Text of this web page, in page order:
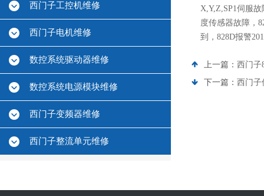
西门子工控机维修
西门子电机维修
数控系统驱动器维修
数控系统电源模块维修
西门子变频器维修
西门子整流单元维修
X,Y,Z,SP1伺服
度传感器故障，
到，828D报警
上一篇： 西门子
下一篇： 西门子